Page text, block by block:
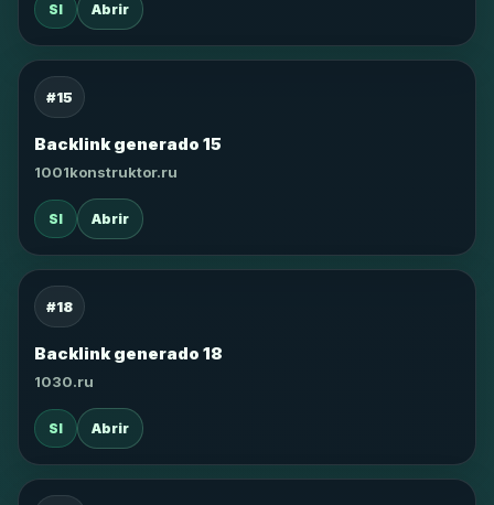
SI Abrir
#15
Backlink generado 15
1001konstruktor.ru
SI Abrir
#18
Backlink generado 18
1030.ru
SI Abrir